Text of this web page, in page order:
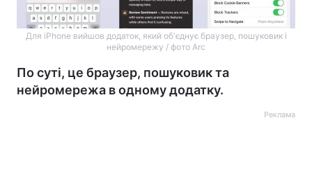
Для iPhone вийшов додаток, який об'єднує браузер, пошуковик і
нейромережу / фото Arc
По суті, це браузер, пошуковик та
нейромережа в одному додатку.
Реклама